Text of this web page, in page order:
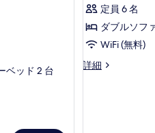
表
示
る
ベッド 2 台
ー
ト
イ
定員 6 名
ダブルソフ
WiFi (無料)
詳細
ス